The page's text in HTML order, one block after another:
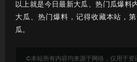
以上就是今日最新大瓜、热门瓜爆料
大瓜、热门爆料，记得收藏本站，
瓜。
©本站所有内容均来源于网络，仅用于资